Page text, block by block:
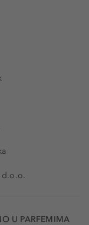
d.o.o.
U PARFEMIMA